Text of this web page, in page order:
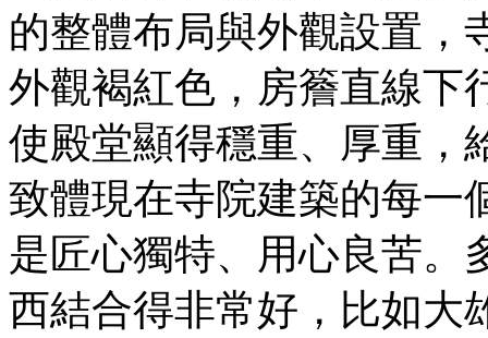
的整體布局與外觀設置，
外觀褐紅色，房簷直線下
使殿堂顯得穩重、厚重，
致體現在寺院建築的每一
是匠心獨特、用心良苦。
西結合得非常好，比如大